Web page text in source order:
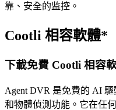
靠、安全的监控。
Cootli 相容軟體*
下載免費 Cootli 相容
Agent DVR 是免費的 AI
和物體偵測功能。它在任